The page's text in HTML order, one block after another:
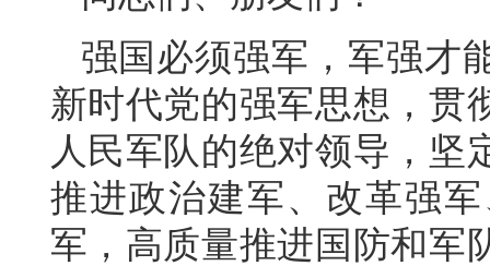
强国必须强军，军强才
新时代党的强军思想，贯
人民军队的绝对领导，坚
推进政治建军、改革强
军，高质量推进国防和军